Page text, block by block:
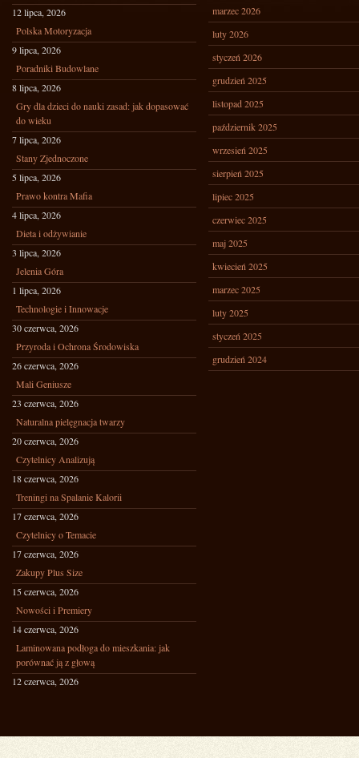
12 lipca, 2026
Polska Motoryzacja
9 lipca, 2026
Poradniki Budowlane
8 lipca, 2026
Gry dla dzieci do nauki zasad: jak dopasować
do wieku
7 lipca, 2026
Stany Zjednoczone
5 lipca, 2026
Prawo kontra Mafia
4 lipca, 2026
Dieta i odżywianie
3 lipca, 2026
Jelenia Góra
1 lipca, 2026
Technologie i Innowacje
30 czerwca, 2026
Przyroda i Ochrona Środowiska
26 czerwca, 2026
Mali Geniusze
23 czerwca, 2026
Naturalna pielęgnacja twarzy
20 czerwca, 2026
Czytelnicy Analizują
18 czerwca, 2026
Treningi na Spalanie Kalorii
17 czerwca, 2026
Czytelnicy o Temacie
17 czerwca, 2026
Zakupy Plus Size
15 czerwca, 2026
Nowości i Premiery
14 czerwca, 2026
Laminowana podłoga do mieszkania: jak
porównać ją z głową
12 czerwca, 2026
marzec 2026
luty 2026
styczeń 2026
grudzień 2025
listopad 2025
październik 2025
wrzesień 2025
sierpień 2025
lipiec 2025
czerwiec 2025
maj 2025
kwiecień 2025
marzec 2025
luty 2025
styczeń 2025
grudzień 2024